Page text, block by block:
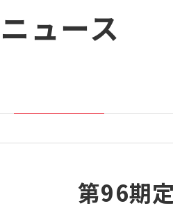
ニュース
第96期